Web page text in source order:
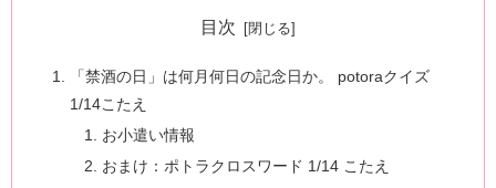
目次
「禁酒の日」は何月何日の記念日か。 potoraクイズ
1/14こたえ
お小遣い情報
おまけ：ポトラクロスワード 1/14 こたえ